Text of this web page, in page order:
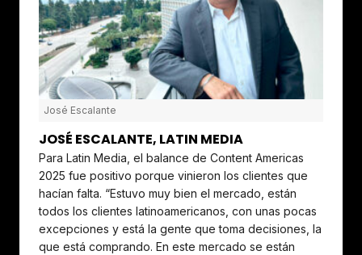
José Escalante
JOSÉ ESCALANTE, LATIN MEDIA
Para Latin Media, el balance de Content Americas
2025 fue positivo porque vinieron los clientes que
hacían falta. “Estuvo muy bien el mercado, están
todos los clientes latinoamericanos, con unas pocas
excepciones y está la gente que toma decisiones, la
que está comprando. En este mercado se están